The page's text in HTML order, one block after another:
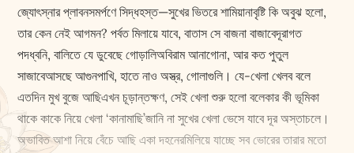
জ্যোৎস্নার প্লাবনসমর্পণে সিদ্ধহস্ত—সুখের ভিতরে শামিয়ানাবৃষ্টি কি অবুঝ হলো,
তার কেন নেই আগমন? পর্বত মিলায়ে যাবে, বাতাস সে বাজনা বাজাবেদূরাগত
পদধ্বনি, বালিতে যে ডুবেছে গোড়ালিঅবিরাম আনাগোনা, আর কত পুতুল
সাজাবেআসছে আগুনপাখি, হাতে নাও অস্ত্র, গোলাগুলি। যে-খেলা খেলব বলে
এতদিন মুখ বুজে আছিএখন চূড়ান্তক্ষণ, সেই খেলা শুরু হলো বলেকার কী ভূমিকা
থাকে কাকে নিয়ে খেলা ‘কানামাছি’জানি না সুখের খেলা ভেসে যাবে দূর অস্তাচলে।
অভাবিত আশা নিয়ে বেঁচে আছি একা দহনেরমিলিয়ে যাচ্ছে সব ভোরের তারার মতো